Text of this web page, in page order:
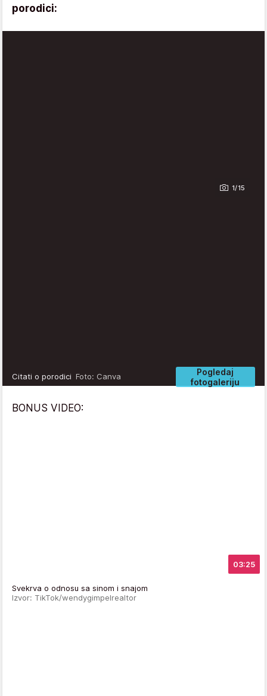
porodici:
1/15
Pogledaj
fotogaleriju
Citati o porodici Foto: Canva
BONUS VIDEO:
03:25
Svekrva o odnosu sa sinom i snajom
Izvor: TikTok/wendygimpelrealtor